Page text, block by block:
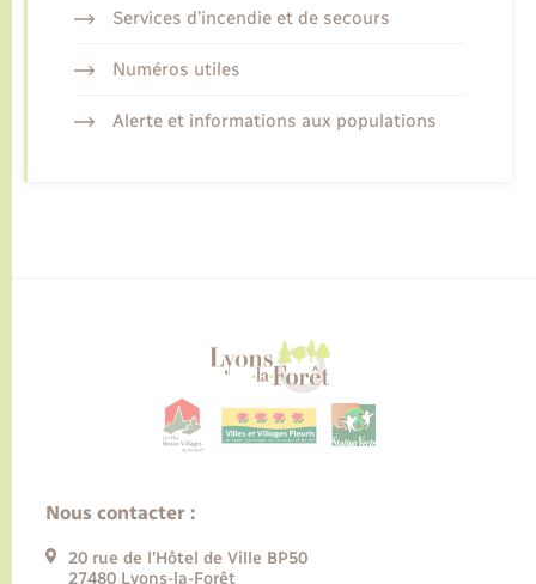
Services d’incendie et de secours
Numéros utiles
Alerte et informations aux populations
Nous contacter :
20 rue de l’Hôtel de Ville BP50
27480 Lyons-la-Forêt